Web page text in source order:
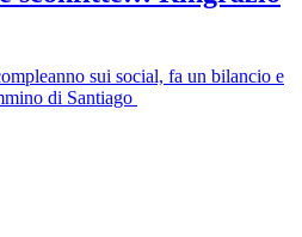
sui social, fa un bilancio e
di Santiago